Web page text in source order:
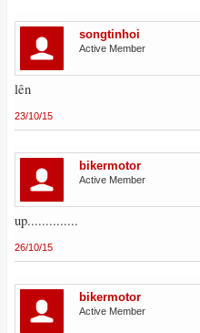
songtinhoi
Active Member
lên
23/10/15
bikermotor
Active Member
up..............
26/10/15
bikermotor
Active Member